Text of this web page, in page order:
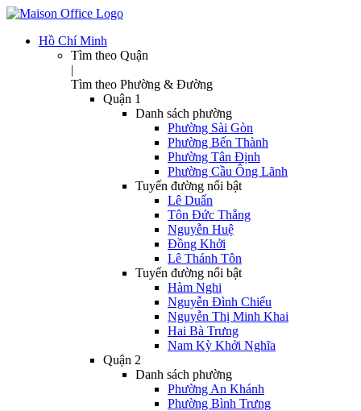
Hồ Chí Minh
Tìm theo Quận
|
Tìm theo Phường & Đường
Quận 1
Danh sách phường
Phường Sài Gòn
Phường Bến Thành
Phường Tân Định
Phường Cầu Ông Lãnh
Tuyến đường nổi bật
Lê Duẩn
Tôn Đức Thắng
Nguyễn Huệ
Đồng Khởi
Lê Thánh Tôn
Tuyến đường nổi bật
Hàm Nghi
Nguyễn Đình Chiểu
Nguyễn Thị Minh Khai
Hai Bà Trưng
Nam Kỳ Khởi Nghĩa
Quận 2
Danh sách phường
Phường An Khánh
Phường Bình Trưng